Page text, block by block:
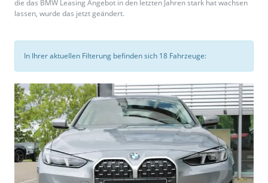
die das BMW Leasing Angebot in den letzten Jahren stark hat wachsen
lassen, wurde das jetzt geändert.
In Ihrer aktuellen Filterung befinden sich 18 Fahrzeuge: